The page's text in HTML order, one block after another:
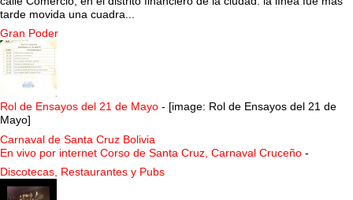
tarde movida una cuadra...
Gran Poder
Rol de Ensayos del 21 de Mayo - [image: Rol de Ensayos del 21 de
Mayo]
Carnaval de Santa Cruz Bolivia
En vivo por internet Corso de Santa Cruz, Carnaval Cruceño -
Discotecas, Restaurantes y Pubs